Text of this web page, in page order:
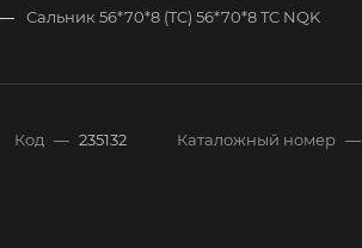
Сальник 56*70*8 (TC) 56*70*8 TC NQK
Код — 235132 Каталожный номер —